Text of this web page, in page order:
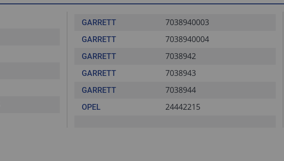
GARRETT 7038940003
GARRETT 7038940004
GARRETT 7038942
GARRETT 7038943
GARRETT 7038944
OPEL 24442215